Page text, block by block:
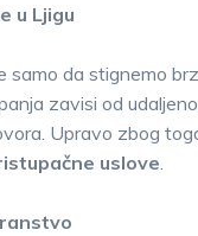
u Ljigu
samo da stignemo
zavisi od
Upravo zbog
uslove.